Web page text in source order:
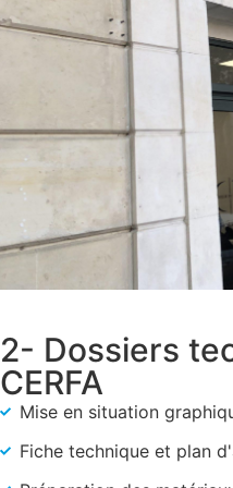
2- Dossiers
CERFA
Mise en situation
Fiche technique et plan